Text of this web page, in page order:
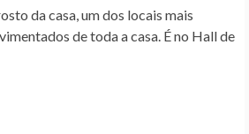
da casa, um dos locais mais
de toda a casa. É no Hall de